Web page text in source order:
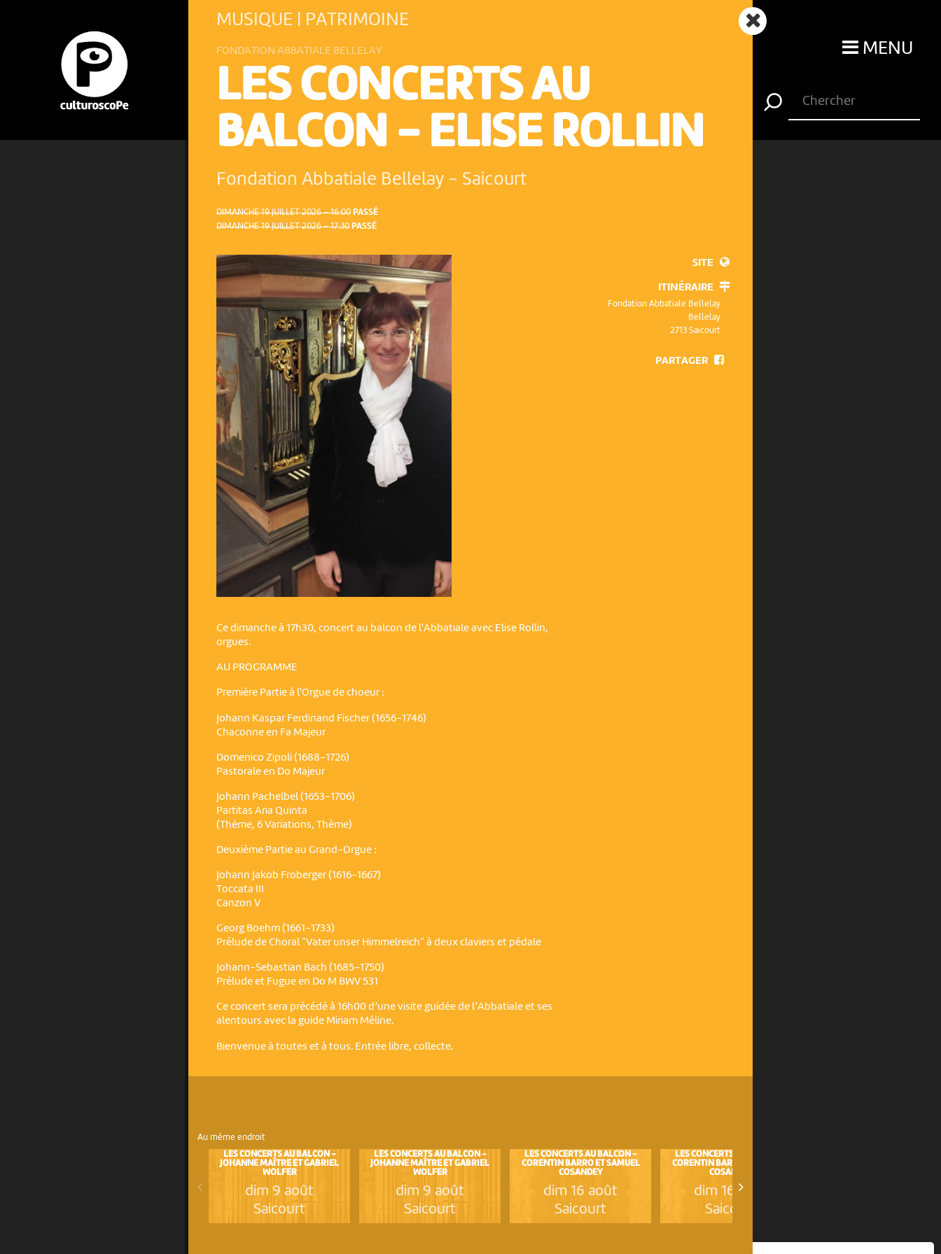
MENU
DIMANCHE 19 JUILLET 2026 – 16:00 PASSÉ
DIMANCHE 19 JUILLET 2026 – 17:30 PASSÉ
MUSIQUE | PATRIMOINE
FONDATION ABBATIALE BELLELAY
LES CONCERTS AU
BALCON - ELISE ROLLIN
Fondation Abbatiale Bellelay - Saicourt
Ce dimanche à 17h30, concert au balcon de l'Abbatiale avec Elise Rollin,
orgues.
AU PROGRAMME
Première Partie à l'Orgue de choeur :
Johann Kaspar Ferdinand Fischer (1656-1746)
Chaconne en Fa Majeur
Domenico Zipoli (1688-1726)
Pastorale en Do Majeur
Johann Pachelbel (1653-1706)
Partitas Aria Quinta
(Thème, 6 Variations, Thème)
Deuxième Partie au Grand-Orgue :
Johann Jakob Froberger (1616-1667)
Toccata III
Canzon V
Georg Boehm (1661-1733)
Prélude de Choral "Vater unser Himmelreich" à deux claviers et pédale
Johann-Sebastian Bach (1685-1750)
Prélude et Fugue en Do M BWV 531
Ce concert sera précédé à 16h00 d’une visite guidée de l’Abbatiale et ses
alentours avec la guide Miriam Méline.
Bienvenue à toutes et à tous. Entrée libre, collecte.
SITE
ITINÉRAIRE
Fondation Abbatiale Bellelay
Bellelay
2713 Saicourt
PARTAGER
Au même endroit
LES CONCERTS AU BALCON -
JOHANNE MAÎTRE ET GABRIEL
WOLFER
dim 9 août
Saicourt
LES CONCERTS AU BALCON -
JOHANNE MAÎTRE ET GABRIEL
WOLFER
dim 9 août
Saicourt
LES CONCERTS AU BALCON -
CORENTIN BARRO ET SAMUEL
COSANDEY
dim 16 août
Saicourt
LES CONCERTS AU BALCON -
CORENTIN BARRO ET SAMUEL
COSANDEY
dim 16 août
Saicourt